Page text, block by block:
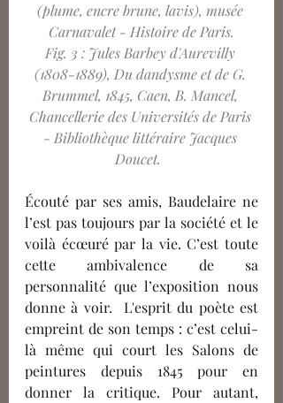
(plume, encre brune, lavis), musée
Carnavalet - Histoire de Paris.
Fig. 3 : Jules Barbey d'Aurevilly
(1808-1889), Du dandysme et de G.
Brummel, 1845, Caen, B. Mancel,
Chancellerie des Universités de Paris
- Bibliothèque littéraire Jacques
Doucet.
Écouté par ses amis, Baudelaire ne
l’est pas toujours par la société et le
voilà écœuré par la vie. C’est toute
cette ambivalence de sa
personnalité que l’exposition nous
donne à voir.
L'esprit du poète
empreint de son temps : c’est celui-
là même qui court les Salons de
peintures depuis 1845 pour en
donner la critique. Pour autant,